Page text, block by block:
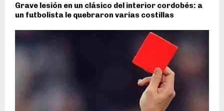
Grave lesión en un clásico del interior cordobés: a
un futbolista le quebraron varias costillas